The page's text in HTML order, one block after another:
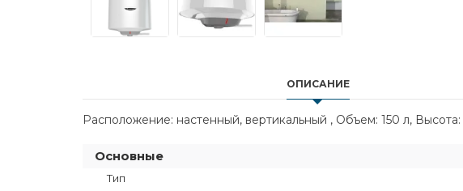
ОПИСАНИЕ
Расположение: настенный, вертикальный , Объем: 150 л,
Основные
Тип